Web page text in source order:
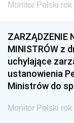
Monitor Polski
ZARZĄDZENIE
MINISTRÓW z
uchylające
ustanowienia
Ministrów do
Monitor Polski